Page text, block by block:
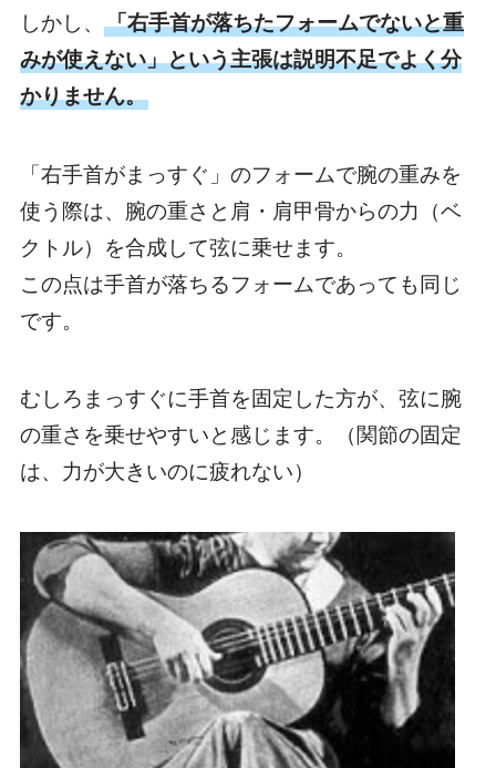
しかし、 「右手首が落ちたフォームでないと重
みが使えない」という主張は説明不足でよく分
かりません。
「右手首がまっすぐ」のフォームで腕の重みを
使う際は、腕の重さと肩・肩甲骨からの力（ベ
クトル）を合成して弦に乗せます。
この点は手首が落ちるフォームであっても同じ
です。
むしろ まっすぐに手首を固定した方が、弦に腕
の重さを乗せやすいと感じます。（関節の固定
は、力が大きいのに疲れない）